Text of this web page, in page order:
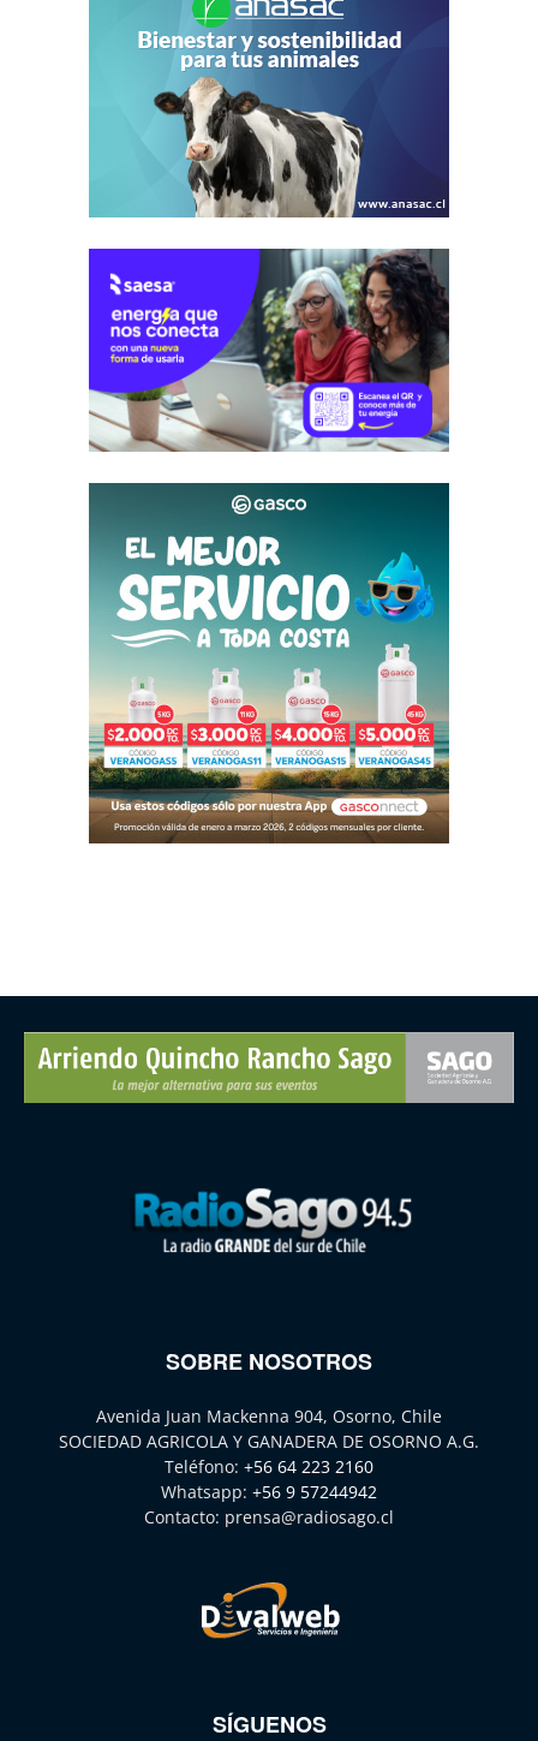
SOBRE NOSOTROS
Avenida Juan Mackenna 904, Osorno, Chile
SOCIEDAD AGRICOLA Y GANADERA DE OSORNO A.G.
Teléfono: +56 64 223 2160
Whatsapp: +56 9 57244942
Contacto: prensa@radiosago.cl
SÍGUENOS